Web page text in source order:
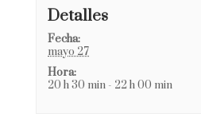
Detalles
Fecha:
mayo 27
Hora:
20 h 30 min - 22 h 00 min